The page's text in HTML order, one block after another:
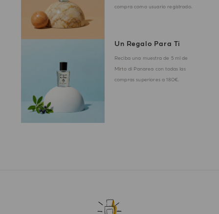
compra como usuario registrado.
Un Regalo Para Ti
Reciba una muestra de 5 ml de
Mirto di Panarea con todas las
compras superiores a 180€.